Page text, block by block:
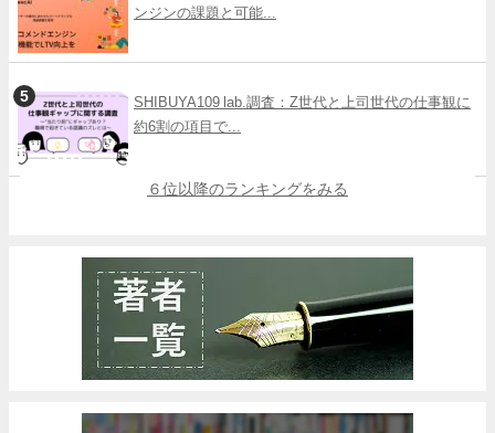
ンジンの課題と可能...
SHIBUYA109 lab.調査：Z世代と上司世代の仕事観に
約6割の項目で...
６位以降のランキングをみる